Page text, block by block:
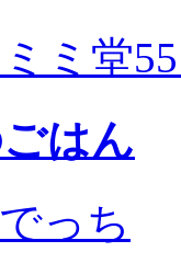
ミ堂
はん
っち